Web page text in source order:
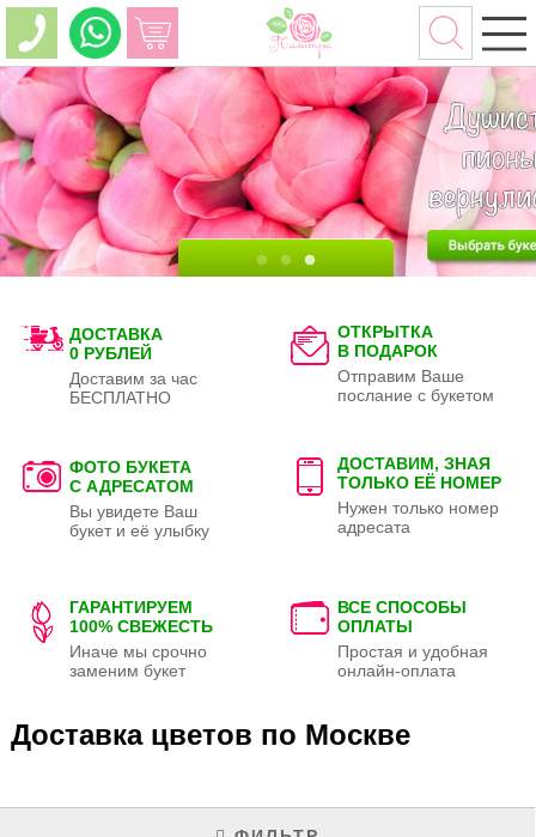
ДОСТАВКА
0 РУБЛЕЙ
Доставим за час
БЕСПЛАТНО
ОТКРЫТКА
В ПОДАРОК
Отправим Ваше
послание с букетом
ФОТО БУКЕТА
С АДРЕСАТОМ
Вы увидете Ваш
букет и её улыбку
ДОСТАВИМ, ЗНАЯ
ТОЛЬКО ЕЁ НОМЕР
Нужен только номер
адресата
ГАРАНТИРУЕМ
100% СВЕЖЕСТЬ
Иначе мы срочно
заменим букет
ВСЕ СПОСОБЫ
ОПЛАТЫ
Простая и удобная
онлайн-оплата
Доставка цветов по Москве